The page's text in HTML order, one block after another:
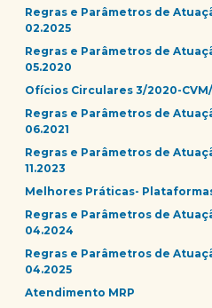
Regras e Parâmetros de
02.2025
Regras e Parâmetros de
05.2020
Ofícios Circulares 3/2020-
Regras e Parâmetros de
06.2021
Regras e Parâmetros de
11.2023
Melhores Práticas-
Regras e Parâmetros de
04.2024
Regras e Parâmetros de
04.2025
Atendimento MRP